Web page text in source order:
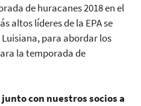
de huracanes 2018 en el
altos líderes de la EPA se
para abordar los
la temporada de
con nuestros socios a